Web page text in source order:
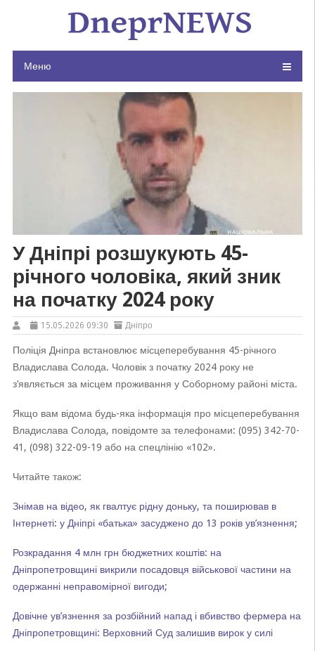
Меню
У Дніпрі розшукують 45-
річного чоловіка, який зник
на початку 2024 року
15.05.2026 09:30 Дніпро
Поліція Дніпра встановлює місцеперебування 45-річного
Владислава Солода. Чоловік з початку 2024 року не
з’являється за місцем проживання у Соборному районі міста.
Якщо вам відома будь-яка інформація про місцеперебування
Владислава Солода, повідомте за телефонами: (095) 342-70-
41, (098) 322-09-19 або на спецлінію «102».
Читайте також:
Знімав на відео, як гвалтує рідну доньку, та поширював в
Інтернеті: у Дніпрі «батька» засуджено до 13 років ув’язнення;
Розкрадання 4 млн грн бюджетних коштів: на
Дніпропетровщині викрили посадовця військової частини на
одержанні неправомірної вигоди;
Довічне ув’язнення за розбійний напад і вбивство фермера на
Дніпропетровщині: Верховний Суд залишив вирок у силі